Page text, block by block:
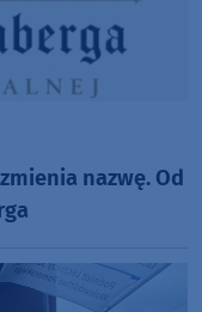
nazwę. Od